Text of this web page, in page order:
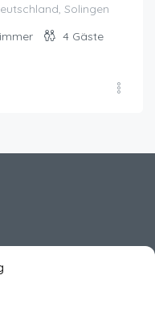
Solingen
4 Gäste